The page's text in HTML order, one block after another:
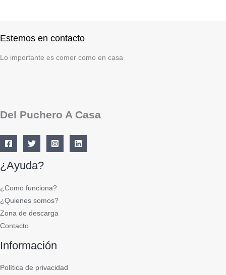
Estemos en contacto
Lo importante es comer como en casa
Del Puchero A Casa
¿Ayuda?
¿Como funciona?
¿Quienes somos?
Zona de descarga
Contacto
Información
Política de privacidad